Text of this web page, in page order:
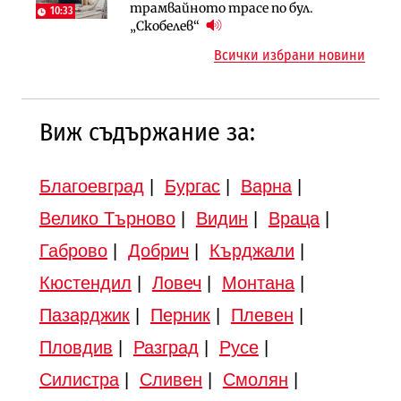
10:33
трамвайното трасе по бул.
„Скобелев“
Шест кандидата с интерес към
надзора на двете метростанции в
магистрала „Черно море“
Всички избрани новини
Виж съдържание за:
Благоевград Бургас| Варна|
Велико Търново| Видин Враца|
Габрово| Добрич Кърджали
Кюстендил
Ловеч Монтана|
Пазарджик| Перник| Плевен
Пловдив
Разград Русе|
Силистра| Сливен Смолян